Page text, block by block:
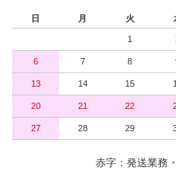
日 月 火
1
6 7 8
13 14 15
20 21 22
27 28 29
赤字：発送業務